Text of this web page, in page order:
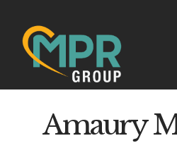
Amaury